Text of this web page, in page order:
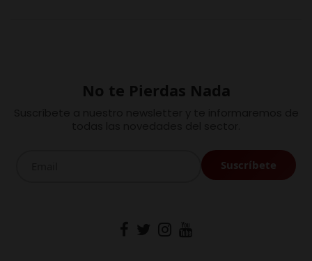
No te Pierdas Nada